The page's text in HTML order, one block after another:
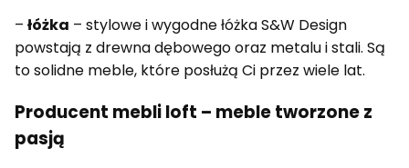
– łóżka – stylowe i wygodne łóżka S&W Design
powstają z drewna dębowego oraz metalu i stali. Są
to solidne meble, które posłużą Ci przez wiele lat.
Producent mebli loft – meble tworzone z
pasją